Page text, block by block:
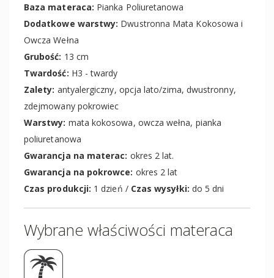
Baza materaca: Pianka Poliuretanowa
Dodatkowe warstwy: Dwustronna Mata Kokosowa i
Owcza Wełna
Grubość: 13 cm
Twardość: H3 - twardy
Zalety: antyalergiczny, opcja lato/zima, dwustronny,
zdejmowany pokrowiec
Warstwy: mata kokosowa, owcza wełna, pianka
poliuretanowa
Gwarancja na materac: okres 2 lat.
Gwarancja na pokrowce: okres 2 lat
Czas produkcji: 1 dzień / Czas wysyłki: do 5 dni
Wybrane właściwości materaca